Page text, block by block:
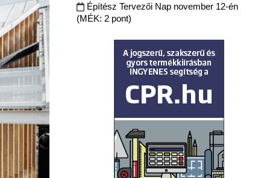
Építész Tervezői Nap november 12-én
(MÉK: 2 pont)